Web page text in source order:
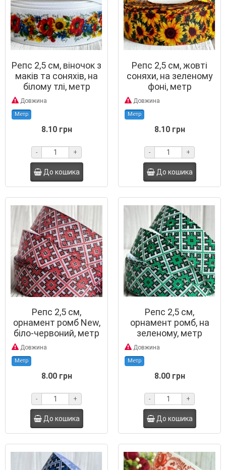
Репс 2,5 см, віночок з
маків та соняхів, на
білому тлі, метр
Довжина
Метр
8.10 грн
- +
До кошика
Репс 2,5 см, жовті
соняхи, на зеленому
фоні, метр
Довжина
Метр
8.10 грн
- +
До кошика
Репс 2,5 см,
орнамент ромб New,
біло-червоний, метр
Довжина
Метр
8.00 грн
- +
До кошика
Репс 2,5 см,
орнамент ромб, на
зеленому, метр
Довжина
Метр
8.00 грн
- +
До кошика